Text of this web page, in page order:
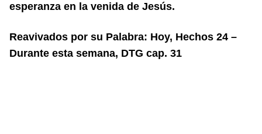
esperanza en la venida de Jesús.
Reavivados por su Palabra: Hoy, Hechos 24 –
Durante esta semana, DTG cap. 31